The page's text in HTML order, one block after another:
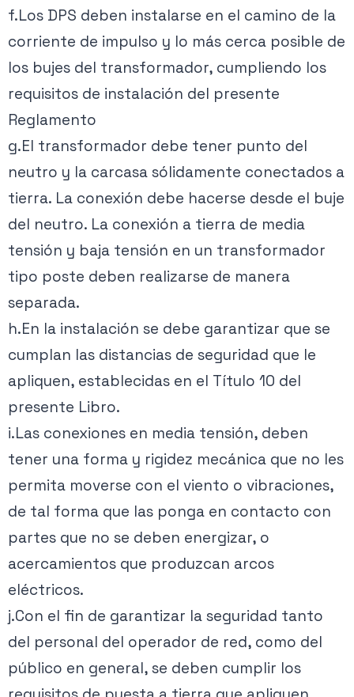
f.Los DPS deben instalarse en el camino de la
corriente de impulso y lo más cerca posible de
los bujes del transformador, cumpliendo los
requisitos de instalación del presente
Reglamento
g.El transformador debe tener punto del
neutro y la carcasa sólidamente conectados a
tierra. La conexión debe hacerse desde el buje
del neutro. La conexión a tierra de media
tensión y baja tensión en un transformador
tipo poste deben realizarse de manera
separada.
h.En la instalación se debe garantizar que se
cumplan las distancias de seguridad que le
apliquen, establecidas en el Título 10 del
presente Libro.
i.Las conexiones en media tensión, deben
tener una forma y rigidez mecánica que no les
permita moverse con el viento o vibraciones,
de tal forma que las ponga en contacto con
partes que no se deben energizar, o
acercamientos que produzcan arcos
eléctricos.
j.Con el fin de garantizar la seguridad tanto
del personal del operador de red, como del
público en general, se deben cumplir los